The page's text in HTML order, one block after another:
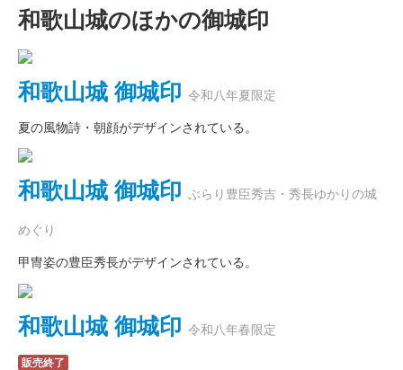
和歌山城のほかの御城印
和歌山城 御城印 令和八年夏限定
夏の風物詩・朝顔がデザインされている。
和歌山城 御城印 ぶらり豊臣秀吉・秀長ゆかりの城
めぐり
甲冑姿の豊臣秀長がデザインされている。
和歌山城 御城印 令和八年春限定
販売終了